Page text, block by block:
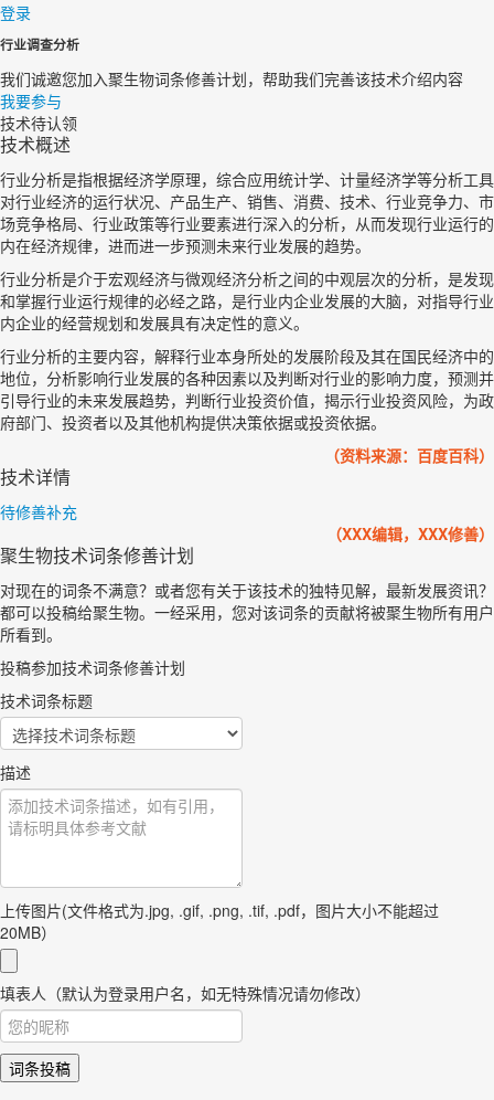
登录
行业调查分析
我们诚邀您加入聚生物词条修善计划，帮助我们完善该技术介绍内容
我要参与
技术待认领
技术概述
行业分析是指根据经济学原理，综合应用统计学、计量经济学等分析工具
对行业经济的运行状况、产品生产、销售、消费、技术、行业竞争力、市
场竞争格局、行业政策等行业要素进行深入的分析，从而发现行业运行的
内在经济规律，进而进一步预测未来行业发展的趋势。
行业分析是介于宏观经济与微观经济分析之间的中观层次的分析，是发现
和掌握行业运行规律的必经之路，是行业内企业发展的大脑，对指导行业
内企业的经营规划和发展具有决定性的意义。
行业分析的主要内容，解释行业本身所处的发展阶段及其在国民经济中的
地位，分析影响行业发展的各种因素以及判断对行业的影响力度，预测并
引导行业的未来发展趋势，判断行业投资价值，揭示行业投资风险，为政
府部门、投资者以及其他机构提供决策依据或投资依据。
（资料来源：百度百科）
技术详情
待修善补充
（XXX编辑，XXX修善）
聚生物技术词条修善计划
对现在的词条不满意？或者您有关于该技术的独特见解，最新发展资讯？
都可以投稿给聚生物。一经采用，您对该词条的贡献将被聚生物所有用户
所看到。
投稿参加技术词条修善计划
技术词条标题
描述
上传图片(文件格式为.jpg, .gif, .png, .tif, .pdf，图片大小不能超过
20MB）
填表人（默认为登录用户名，如无特殊情况请勿修改）
词条投稿